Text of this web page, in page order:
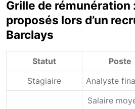
Grille de rémunération
proposés lors d’un
Barclays
Statut Poste
Stagiaire
Analyste
Salaire